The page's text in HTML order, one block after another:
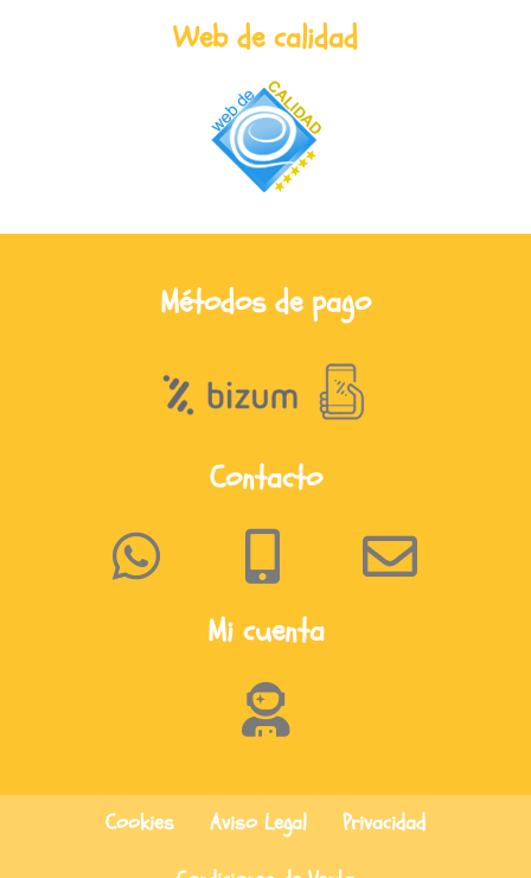
Web de calidad
Métodos de pago
Contacto
Mi cuenta
Cookies Aviso Legal
Privacidad